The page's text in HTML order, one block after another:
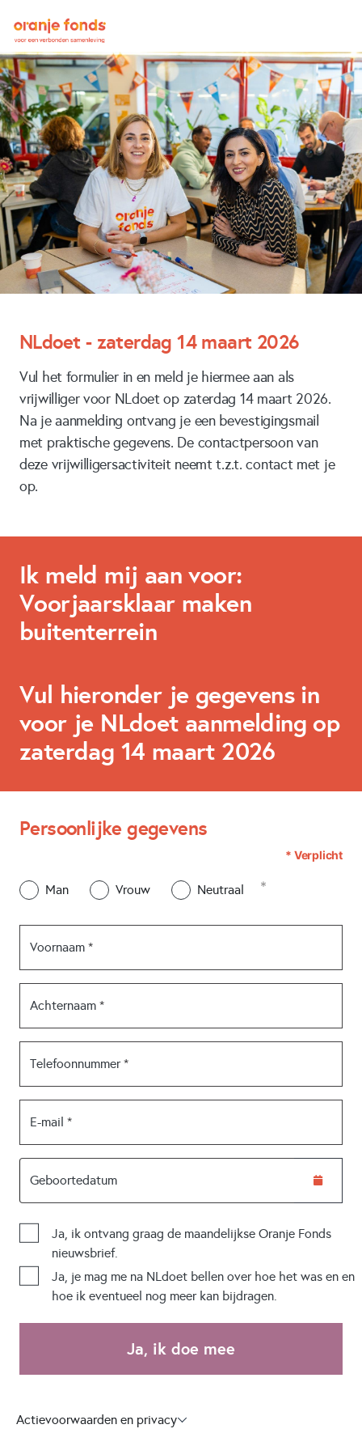
NLdoet - zaterdag 14 maart 2026
Vul het formulier in en meld je hiermee aan als
vrijwilliger voor NLdoet op zaterdag 14 maart 2026.
Na je aanmelding ontvang je een bevestigingsmail
met praktische gegevens. De contactpersoon van
deze vrijwilligersactiviteit neemt t.z.t. contact met je
op.
Ik meld mij aan voor:
Voorjaarsklaar maken
buitenterrein
Vul hieronder je gegevens in
voor je NLdoet aanmelding op
zaterdag 14 maart 2026
Persoonlijke gegevens
* Verplicht
Man Vrouw Neutraal
Voornaam
Achternaam
Telefoonnummer
E-mail
Geboortedatum
Ja, ik ontvang graag de maandelijkse Oranje Fonds
nieuwsbrief.
Ja, je mag me na NLdoet bellen over hoe het was en en
hoe ik eventueel nog meer kan bijdragen.
Ja, ik doe mee
Actievoorwaarden en privacy